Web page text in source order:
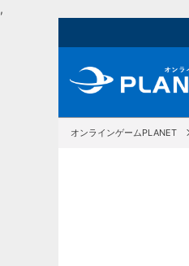
,
オンラインゲームPLANET